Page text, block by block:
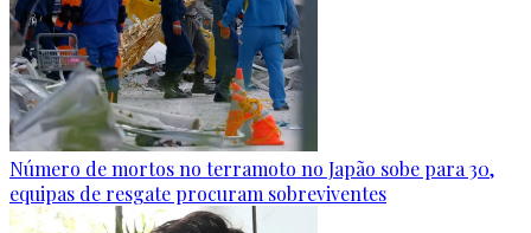
Número de mortos no terramoto no Japão sobe para 30,
equipas de resgate procuram sobreviventes